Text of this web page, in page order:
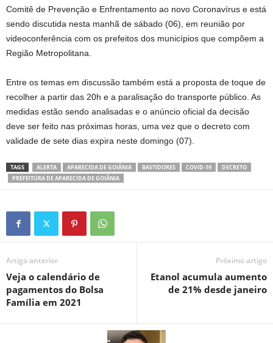
Comitê de Prevenção e Enfrentamento ao novo Coronavírus e está
sendo discutida nesta manhã de sábado (06), em reunião por
videoconferência com os prefeitos dos municípios que compõem a
Região Metropolitana.
Entre os temas em discussão também está a proposta de toque de
recolher a partir das 20h e a paralisação do transporte público. As
medidas estão sendo analisadas e o anúncio oficial da decisão
deve ser feito nas próximas horas, uma vez que o decreto com
validade de sete dias expira neste domingo (07).
TAGS ALERTA APARECIDA DE GOIÂNIA BASTIDORES COVID-19
DECRETO
PREFEITURA DE APARECIDA DE GOIÂNIA
Artigo anterior
Veja o calendário de
pagamentos do Bolsa
Família em 2021
Próximo artigo
Etanol acumula aumento
de 21% desde janeiro